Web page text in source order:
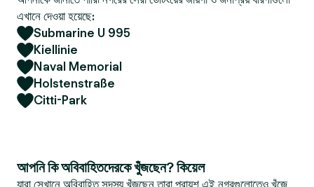
এখানে দেওয়া হয়েছে:
Submarine U 995
Kiellinie
Naval Memorial
Holstenstraße
Citti-Park
আপনি কি অবিবাহিতদেরকে খুঁজছেন? কিয়েল
যারা সেখানে অবিবাহিত সদস্য খুঁজছেন তারা প্রায়শ এই নগরগুলোতেও খুঁজে